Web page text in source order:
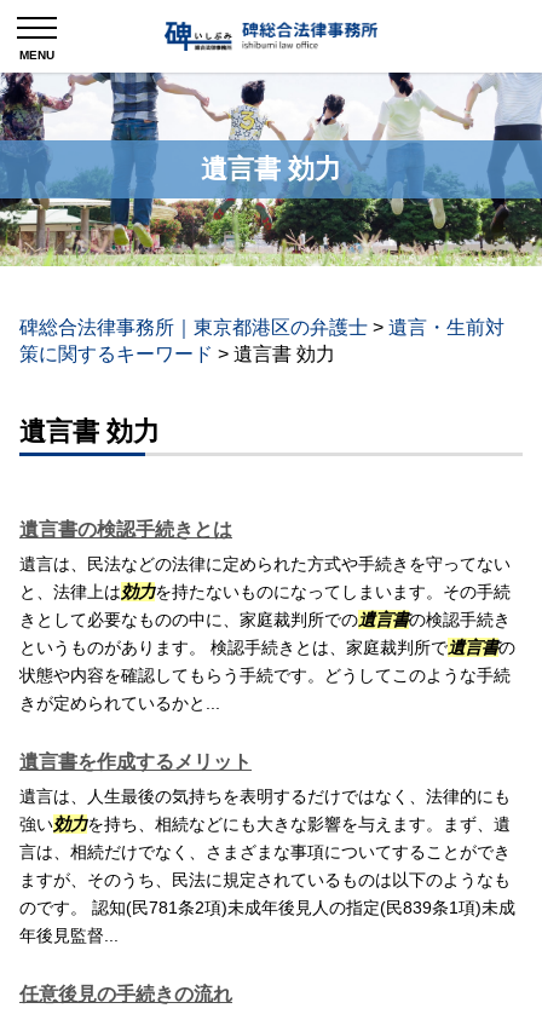
遺言書 効力
碑総合法律事務所｜東京都港区の弁護士 > 遺言・生前対
策に関するキーワード > 遺言書 効力
遺言書 効力
遺言書の検認手続きとは
遺言は、民法などの法律に定められた方式や手続きを守ってない
と、法律上は効力を持たないものになってしまいます。その手続
きとして必要なものの中に、家庭裁判所での遺言書の検認手続き
というものがあります。 検認手続きとは、家庭裁判所で遺言書の
状態や内容を確認してもらう手続です。どうしてこのような手続
きが定められているかと...
遺言書を作成するメリット
遺言は、人生最後の気持ちを表明するだけではなく、法律的にも
強い効力を持ち、相続などにも大きな影響を与えます。まず、遺
言は、相続だけでなく、さまざまな事項についてすることができ
ますが、そのうち、民法に規定されているものは以下のようなも
のです。 認知(民781条2項)未成年後見人の指定(民839条1項)未成
年後見監督...
任意後見の手続きの流れ